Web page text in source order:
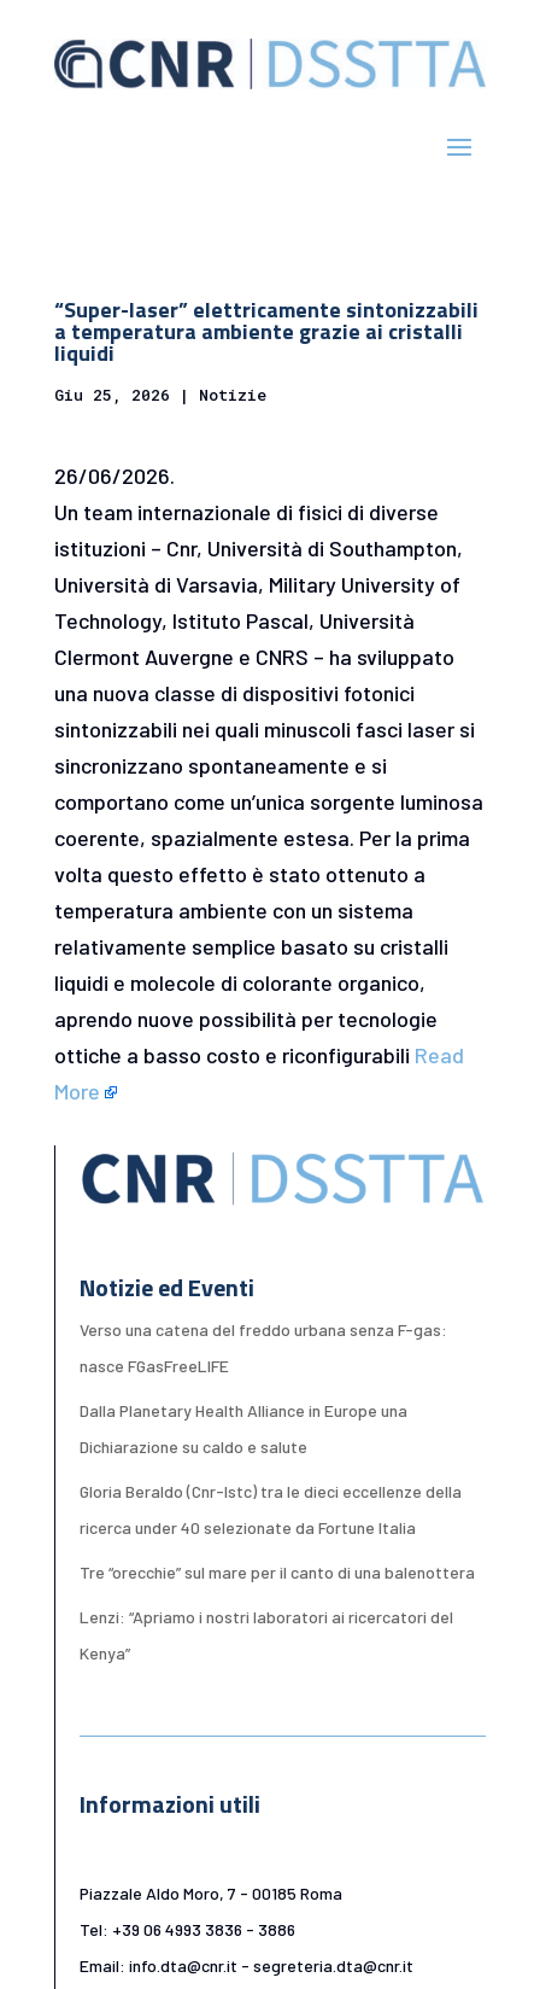
“Super-laser” elettricamente sintonizzabili
a temperatura ambiente grazie ai cristalli
liquidi
Giu 25, 2026 | Notizie
26/06/2026.
Un team internazionale di fisici di diverse
istituzioni – Cnr, Università di Southampton,
Università di Varsavia, Military University of
Technology, Istituto Pascal, Università
Clermont Auvergne e CNRS – ha sviluppato
una nuova classe di dispositivi fotonici
sintonizzabili nei quali minuscoli fasci laser si
sincronizzano spontaneamente e si
comportano come un’unica sorgente luminosa
coerente, spazialmente estesa. Per la prima
volta questo effetto è stato ottenuto a
temperatura ambiente con un sistema
relativamente semplice basato su cristalli
liquidi e molecole di colorante organico,
aprendo nuove possibilità per tecnologie
ottiche a basso costo e riconfigurabili Read
More
Notizie ed Eventi
Verso una catena del freddo urbana senza F-gas:
nasce FGasFreeLIFE
Dalla Planetary Health Alliance in Europe una
Dichiarazione su caldo e salute
Gloria Beraldo (Cnr-Istc) tra le dieci eccellenze della
ricerca under 40 selezionate da Fortune Italia
Tre “orecchie” sul mare per il canto di una balenottera
Lenzi: “Apriamo i nostri laboratori ai ricercatori del
Kenya”
Informazioni utili
Piazzale Aldo Moro, 7 - 00185 Roma
Tel: +39 06 4993 3836 - 3886
Email: info.dta@cnr.it - segreteria.dta@cnr.it